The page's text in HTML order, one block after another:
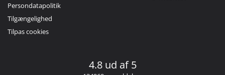
Persondatapolitik
Tilgængelighed
Tilpas cookies
4.8 ud af 5